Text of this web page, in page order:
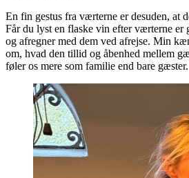
En fin gestus fra værterne er desuden, at
Får du lyst en flaske vin efter værterne er
og afregner med dem ved afrejse. Min
om, hvad den tillid og åbenhed mellem
føler os mere som familie end bare gæster.